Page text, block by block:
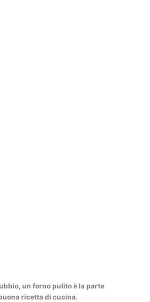
un forno pulito è la parte
ricetta di cucina.